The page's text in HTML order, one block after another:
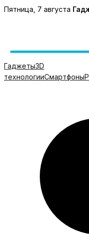
Перейти
Пятница, 7 августа
Гаджеты3D
технологииСмартфоны